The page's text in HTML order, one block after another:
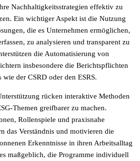
Nachhaltigkeitsstrategien effektiv zu
Ein wichtiger Aspekt ist die Nutzung
die es Unternehmen ermöglichen,
zu analysieren und transparent zu
die Automatisierung von
insbesondere die Berichtspflichten
wie der CSRD oder den ESRS.
rücken interaktive Methoden
Themen greifbarer zu machen.
Rollenspiele und praxisnahe
das Verständnis und motivieren die
Erkenntnisse in ihren Arbeitsalltag
maßgeblich, die Programme individuell